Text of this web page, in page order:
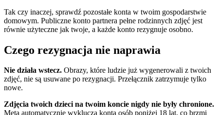
Tak czy inaczej, sprawdź pozostałe konta w twoim gospodarstwie
domowym. Publiczne konto partnera pełne rodzinnych zdjęć jest
równie użyteczne jak twoje, a każde konto rezygnuje osobno.
Czego rezygnacja nie naprawia
Nie działa wstecz. Obrazy, które ludzie już wygenerowali z twoich
zdjęć, nie są usuwane po rezygnacji. Przełącznik zatrzymuje tylko
nowe.
Zdjęcia twoich dzieci na twoim koncie nigdy nie były chronione.
Meta automatycznie wyklucza konta osób poniżej 18 lat, co brzmi